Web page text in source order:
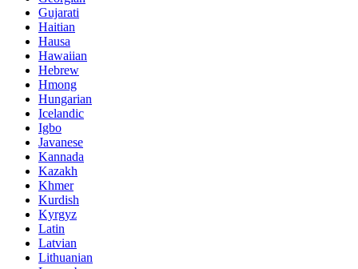
Gujarati
Haitian
Hausa
Hawaiian
Hebrew
Hmong
Hungarian
Icelandic
Igbo
Javanese
Kannada
Kazakh
Khmer
Kurdish
Kyrgyz
Latin
Latvian
Lithuanian